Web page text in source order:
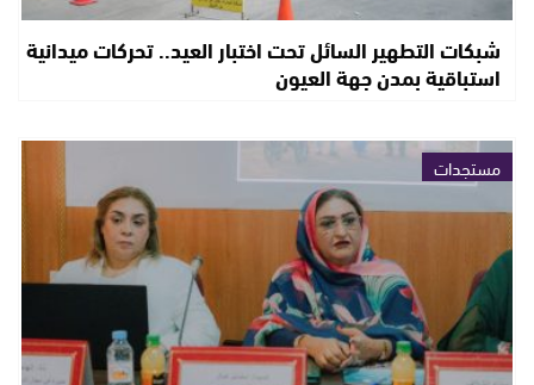
شبكات التطهير السائل تحت اختبار العيد.. تحركات ميدانية
استباقية بمدن جهة العيون
مستجدات